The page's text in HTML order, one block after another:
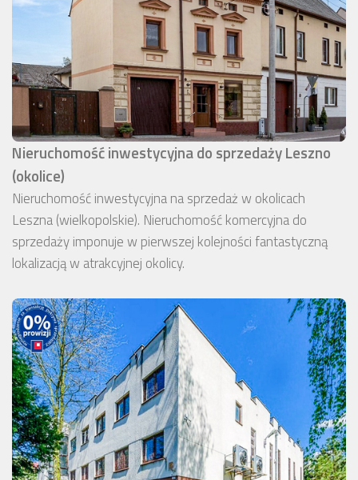
Nieruchomość inwestycyjna do sprzedaży Leszno
(okolice)
Nieruchomość inwestycyjna na sprzedaż w okolicach
Leszna (wielkopolskie). Nieruchomość komercyjna do
sprzedaży imponuje w pierwszej kolejności fantastyczną
lokalizacją w atrakcyjnej okolicy.